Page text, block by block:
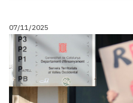
07/11/2025